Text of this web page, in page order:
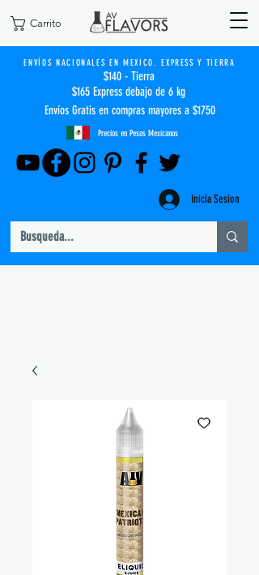
Carrito
ENVÍOS NACIONALES EN MEXICO. EXPRESS Y TIERRA
$140 - Tierra
$165 Express debajo de 6 kg
Envíos Gratis en compras mayores a $1750
Precios en Pesos Mexicanos
Inicia Sesion